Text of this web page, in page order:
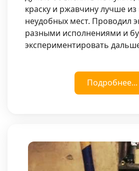
краску и ржавчину лучше из
неудобных мест. Проводил
разными исполнениями и
экспериментировать
Подробнее...